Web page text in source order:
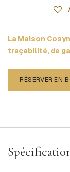
La Maison
traçabilité, de
RÉSERVER EN